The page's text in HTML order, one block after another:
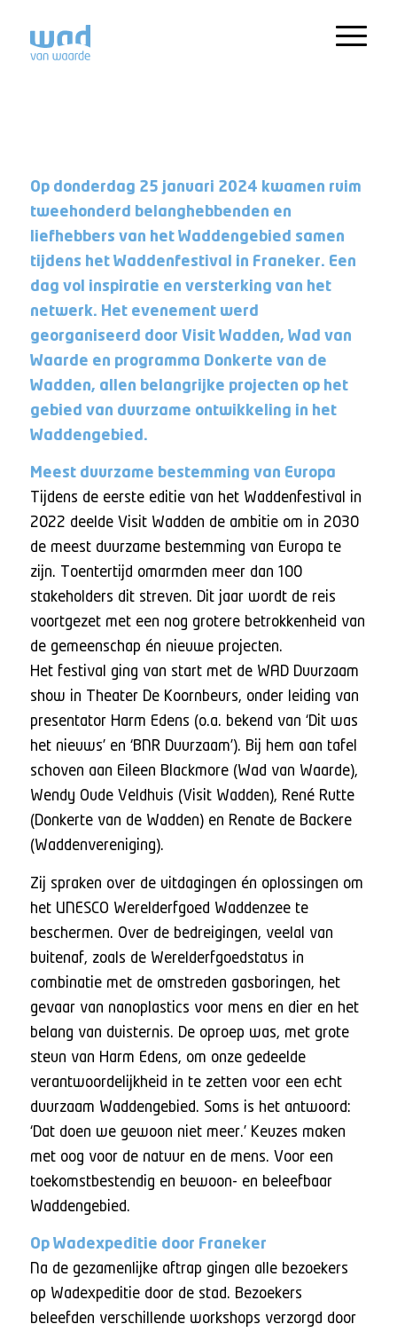
Op donderdag 25 januari 2024 kwamen ruim
tweehonderd belanghebbenden en
liefhebbers van het Waddengebied samen
tijdens het Waddenfestival in Franeker. Een
dag vol inspiratie en versterking van het
netwerk. Het evenement werd
georganiseerd door Visit Wadden, Wad van
Waarde en programma Donkerte van de
Wadden, allen belangrijke projecten op het
gebied van duurzame ontwikkeling in het
Waddengebied.
Meest duurzame bestemming van Europa
Tijdens de eerste editie van het Waddenfestival in
2022 deelde Visit Wadden de ambitie om in 2030
de meest duurzame bestemming van Europa te
zijn. Toentertijd omarmden meer dan 100
stakeholders dit streven. Dit jaar wordt de reis
voortgezet met een nog grotere betrokkenheid van
de gemeenschap én nieuwe projecten.
Het festival ging van start met de WAD Duurzaam
show in Theater De Koornbeurs, onder leiding van
presentator Harm Edens (o.a. bekend van ‘Dit was
het nieuws’ en ‘BNR Duurzaam’). Bij hem aan tafel
schoven aan Eileen Blackmore (Wad van Waarde),
Wendy Oude Veldhuis (Visit Wadden), René Rutte
(Donkerte van de Wadden) en Renate de Backere
(Waddenvereniging).
Zij spraken over de uitdagingen én oplossingen om
het UNESCO Werelderfgoed Waddenzee te
beschermen. Over de bedreigingen, veelal van
buitenaf, zoals de Werelderfgoedstatus in
combinatie met de omstreden gasboringen, het
gevaar van nanoplastics voor mens en dier en het
belang van duisternis. De oproep was, met grote
steun van Harm Edens, om onze gedeelde
verantwoordelijkheid in te zetten voor een echt
duurzaam Waddengebied. Soms is het antwoord:
‘Dat doen we gewoon niet meer.’ Keuzes maken
met oog voor de natuur en de mens. Voor een
toekomstbestendig en bewoon- en beleefbaar
Waddengebied.
Op Wadexpeditie door Franeker
Na de gezamenlijke aftrap gingen alle bezoekers
op Wadexpeditie door de stad. Bezoekers
beleefden verschillende workshops verzorgd door